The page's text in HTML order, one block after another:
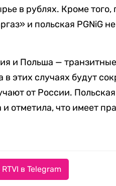
в рублях. Кроме того,
и польская PGNiG
и Польша — транзитные
в этих случаях будут
от России.
отметила, что имеет
в Telegram